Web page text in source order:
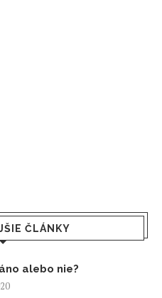
ČLÁNKY
alebo nie?